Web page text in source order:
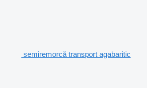
semiremorcă transport agabaritic